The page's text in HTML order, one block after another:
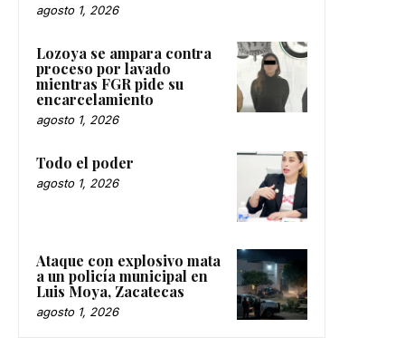
agosto 1, 2026
Lozoya se ampara contra
proceso por lavado
mientras FGR pide su
encarcelamiento
agosto 1, 2026
Todo el poder
agosto 1, 2026
Ataque con explosivo mata
a un policía municipal en
Luis Moya, Zacatecas
agosto 1, 2026